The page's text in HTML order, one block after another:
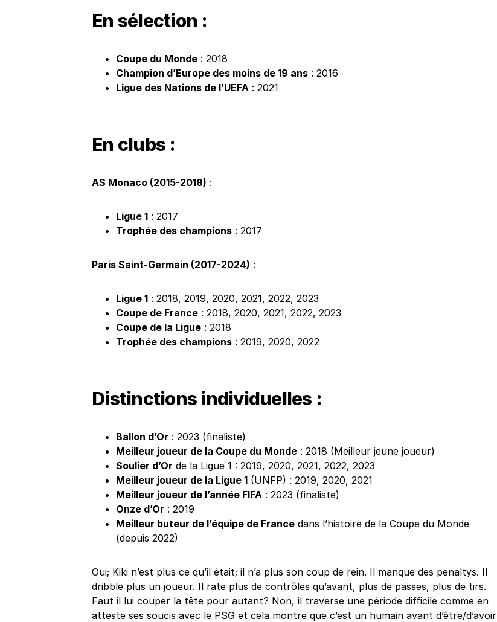
En sélection :
Coupe du Monde : 2018
Champion d’Europe des moins de 19 ans : 2016
Ligue des Nations de l’UEFA : 2021
En clubs :
AS Monaco (2015-2018) :
Ligue 1 : 2017
Trophée des champions : 2017
Paris Saint-Germain (2017-2024) :
Ligue 1 : 2018, 2019, 2020, 2021, 2022, 2023
Coupe de France : 2018, 2020, 2021, 2022, 2023
Coupe de la Ligue : 2018
Trophée des champions : 2019, 2020, 2022
Distinctions individuelles :
Ballon d’Or : 2023 (finaliste)
Meilleur joueur de la Coupe du Monde : 2018 (Meilleur jeune joueur)
Soulier d’Or de la Ligue 1 : 2019, 2020, 2021, 2022, 2023
Meilleur joueur de la Ligue 1 (UNFP) : 2019, 2020, 2021
Meilleur joueur de l’année FIFA : 2023 (finaliste)
Onze d’Or : 2019
Meilleur buteur de l’équipe de France dans l’histoire de la Coupe du Monde
(depuis 2022)
Oui; Kiki n’est plus ce qu’il était; il n’a plus son coup de rein. Il manque des penaltys. Il
dribble plus un joueur. Il rate plus de contrôles qu’avant, plus de passes, plus de tirs.
Faut il lui couper la tête pour autant? Non, il traverse une période difficile comme en
atteste ses soucis avec le PSG et cela montre que c’est un humain avant d’être/d’avoir